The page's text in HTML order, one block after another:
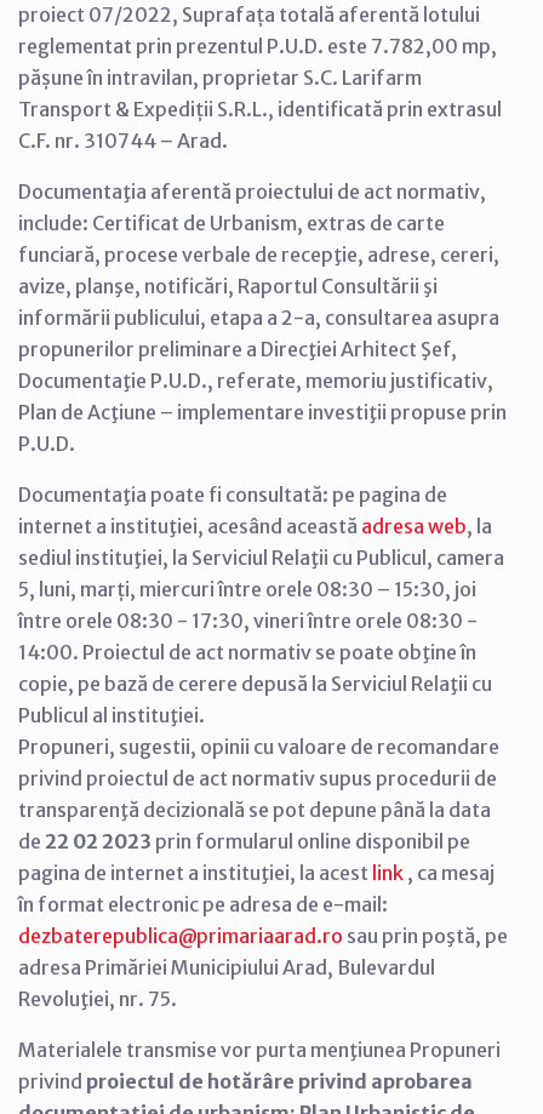
proiect 07/2022, Suprafața totală aferentă lotului
reglementat prin prezentul P.U.D. este 7.782,00 mp,
pășune în intravilan, proprietar S.C. Larifarm
Transport & Expediții S.R.L., identificată prin extrasul
C.F. nr. 310744 – Arad.
Documentaţia aferentă proiectului de act normativ,
include: Certificat de Urbanism, extras de carte
funciară, procese verbale de recepţie, adrese, cereri,
avize, planşe, notificări, Raportul Consultării şi
informării publicului, etapa a 2-a, consultarea asupra
propunerilor preliminare a Direcţiei Arhitect Şef,
Documentaţie P.U.D., referate, memoriu justificativ,
Plan de Acţiune – implementare investiţii propuse prin
P.U.D.
Documentaţia poate fi consultată: pe pagina de
internet a instituţiei, acesând această adresa web, la
sediul instituţiei, la Serviciul Relaţii cu Publicul, camera
5, luni, marți, miercuri între orele 08:30 – 15:30, joi
între orele 08:30 - 17:30, vineri între orele 08:30 -
14:00. Proiectul de act normativ se poate obţine în
copie, pe bază de cerere depusă la Serviciul Relaţii cu
Publicul al instituţiei.
Propuneri, sugestii, opinii cu valoare de recomandare
privind proiectul de act normativ supus procedurii de
transparenţă decizională se pot depune până la data
de 22 02 2023 prin formularul online disponibil pe
pagina de internet a instituţiei, la acest link , ca mesaj
în format electronic pe adresa de e-mail:
dezbaterepublica@primariaarad.ro sau prin poştă, pe
adresa Primăriei Municipiului Arad, Bulevardul
Revoluţiei, nr. 75.
Materialele transmise vor purta menţiunea Propuneri
privind proiectul de hotărâre privind aprobarea